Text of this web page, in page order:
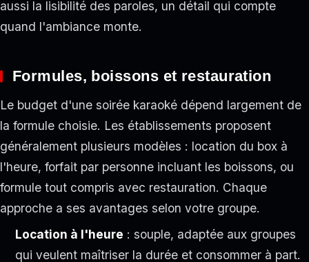
aussi la lisibilité des paroles, un détail qui compte
quand l'ambiance monte.
Formules, boissons et restauration
Le budget d'une soirée karaoké dépend largement de
la formule choisie. Les établissements proposent
généralement plusieurs modèles : location du box à
l'heure, forfait par personne incluant les boissons, ou
formule tout compris avec restauration. Chaque
approche a ses avantages selon votre groupe.
Location à l'heure : souple, adaptée aux groupes
qui veulent maîtriser la durée et consommer à part.